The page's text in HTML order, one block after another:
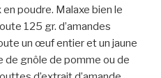
poudre. Malaxe bien le
125 gr. d’amandes
un œuf entier et un jaune
de gnôle de pomme ou de